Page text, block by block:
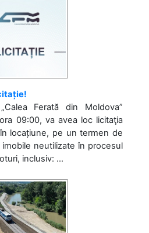
Ferată din Moldova”
09:00, va avea loc licitaţia
locațiune, pe un termen de
neutilizate în procesul
inclusiv: ...